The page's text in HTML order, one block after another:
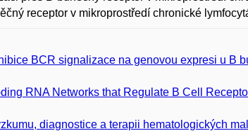
receptor v mikroprostředí chronické
BCR signalizace na genovou expresi u B
RNA Networks that Regulate B Cell
diagnostice a terapii hematologických